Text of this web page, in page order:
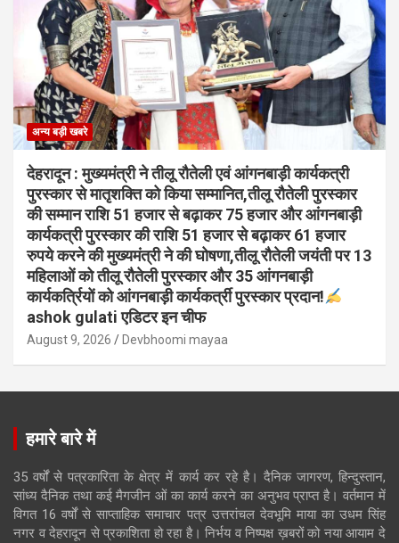
अन्य बड़ी खबरे
देहरादून : मुख्यमंत्री ने तीलू रौतेली एवं आंगनबाड़ी कार्यकत्री
पुरस्कार से मातृशक्ति को किया सम्मानित,तीलू रौतेली पुरस्कार
की सम्मान राशि 51 हजार से बढ़ाकर 75 हजार और आंगनबाड़ी
कार्यकत्री पुरस्कार की राशि 51 हजार से बढ़ाकर 61 हजार
रुपये करने की मुख्यमंत्री ने की घोषणा,तीलू रौतेली जयंती पर 13
महिलाओं को तीलू रौतेली पुरस्कार और 35 आंगनबाड़ी
कार्यकर्त्रियों को आंगनबाड़ी कार्यकर्त्री पुरस्कार प्रदान!
ashok gulati एडिटर इन चीफ
August 9, 2026 Devbhoomi mayaa
हमारे बारे में
35 वर्षों से पत्रकारिता के क्षेत्र में कार्य कर रहे है। दैनिक जागरण, हिन्दुस्तान,
सांध्य दैनिक तथा कई मैगजीन ओं का कार्य करने का अनुभव प्राप्त है। वर्तमान में
विगत 16 वर्षों से साप्ताहिक समाचार पत्र उत्तरांचल देवभूमि माया का उधम सिंह
नगर व देहरादून से प्रकाशिता हो रहा है। निर्भय व निष्पक्ष ख़बरों को नया आयाम दे